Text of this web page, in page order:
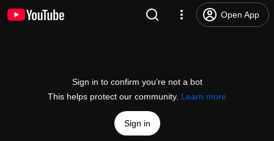
Open App
Sign in to confirm you’re not a bot
This helps protect our community. Learn more
Sign in